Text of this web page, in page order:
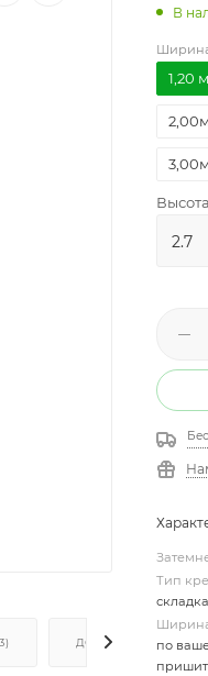
ДОПОЛНИТЕЛЬНО
В
1,20 м
2,00м
3,00м
Тип
по